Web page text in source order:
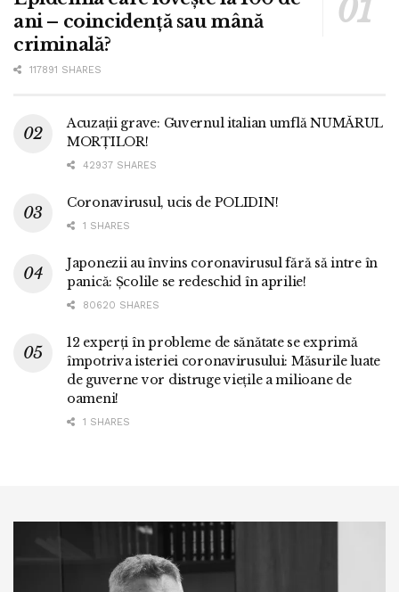
ani – coincidență sau mână
criminală?
117891 SHARES
Acuzații grave: Guvernul italian umflă NUMĂRUL
MORȚILOR!
42937 SHARES
Coronavirusul, ucis de POLIDIN!
1 SHARES
Japonezii au învins coronavirusul fără să intre în
panică: Școlile se redeschid în aprilie!
80620 SHARES
12 experți în probleme de sănătate se exprimă
împotriva isteriei coronavirusului: Măsurile luate
de guverne vor distruge viețile a milioane de
oameni!
1 SHARES